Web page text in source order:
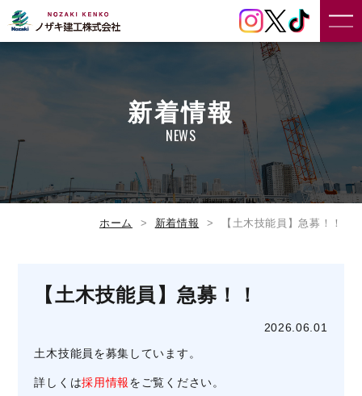
新着情報
NEWS
ホーム 新着情報 【土木技能員】急募！！
【土木技能員】急募！！
2026.06.01
土木技能員を募集しています。
詳しくは採用情報をご覧ください。